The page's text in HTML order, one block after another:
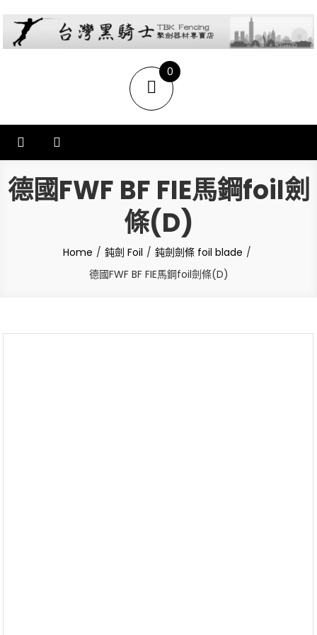
提供專業FENCING擊劍器材,擊劍器材報價,西洋劍設備,軍刀,鈍劍,銳劍,花
劍,佩劍,重劍,佩件,面罩,劍擊袋,劍擊車,周邊商品販售和售後服務.
0
items
德國FWF BF FIE馬鋼foil劍
條(D)
Home 鈍劍 Foil
鈍劍劍條 foil blade
德國FWF BF FIE馬鋼foil劍條(D)